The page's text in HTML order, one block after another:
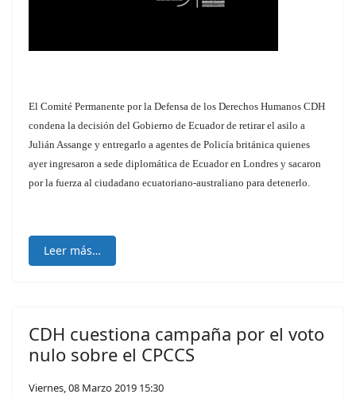
El Comité Permanente por la Defensa de los Derechos Humanos CDH
condena la decisión del Gobierno de Ecuador de retirar el asilo a
Julián Assange y entregarlo a agentes de Policía británica quienes
ayer ingresaron a sede diplomática de Ecuador en Londres y sacaron
por la fuerza al ciudadano ecuatoriano-australiano para detenerlo.
Leer más…
CDH cuestiona campaña por el voto
nulo sobre el CPCCS
Viernes, 08 Marzo 2019 15:30